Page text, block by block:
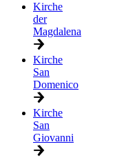
Kirche
der
Magdalena
Kirche
San
Domenico
Kirche
San
Giovanni